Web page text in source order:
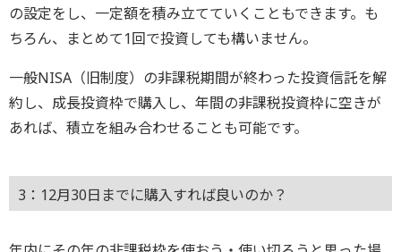
の設定をし、一定額を積み立てていくこともできます。も
ちろん、まとめて1回で投資しても構いません。
一般NISA（旧制度）の非課税期間が終わった投資信託を解
約し、成長投資枠で購入し、年間の非課税投資枠に空きが
あれば、積立を組み合わせることも可能です。
3：12月30日までに購入すれば良いのか？